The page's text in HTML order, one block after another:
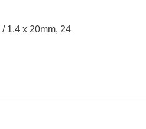
1.4 x 20mm, 24